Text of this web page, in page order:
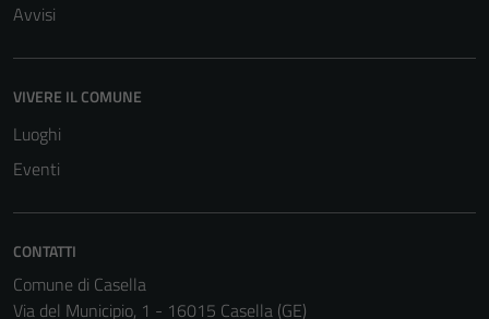
Avvisi
VIVERE IL COMUNE
Luoghi
Eventi
CONTATTI
Comune di Casella
Via del Municipio, 1 - 16015 Casella (GE)